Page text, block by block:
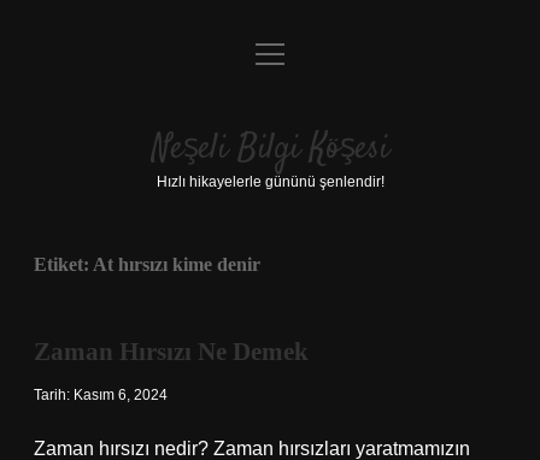
Anasayfa
Yasal Uyarı
menüyü
Neşeli Bilgi Köşesi
Hızlı hikayelerle gününü şenlendir!
Etiket: At hırsızı kime denir
Zaman Hırsızı Ne Demek
Tarih: Kasım 6, 2024
Zaman hırsızı nedir? Zaman hırsızları yaratmamızın